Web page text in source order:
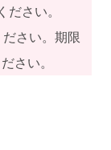
さい。
さい。期限
さい。